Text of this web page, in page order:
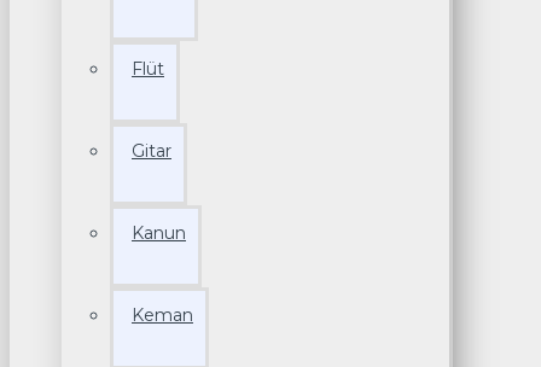
Flüt
Gitar
Kanun
Keman